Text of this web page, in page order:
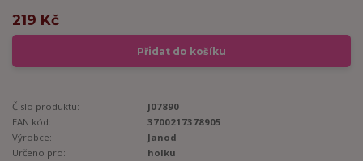
219 Kč
Přidat do košíku
Číslo produktu:
J07890
EAN kód:
3700217378905
Výrobce:
Janod
Určeno pro:
holku